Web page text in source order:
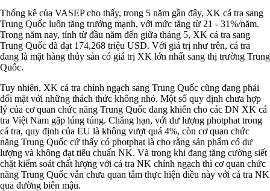
Thống kê của VASEP cho thấy, trong 5 năm gần đây, XK cá tra sang
Trung Quốc luôn tăng trưởng mạnh, với mức tăng từ 21 - 31%/năm.
Trong năm nay, tính từ đầu năm đến giữa tháng 5, XK cá tra sang
Trung Quốc đã đạt 174,268 triệu USD. Với giá trị như trên, cá tra
đang là mặt hàng thủy sản có giá trị XK lớn nhất sang thị trường Trung
Quốc.
Tuy nhiên, XK cá tra chính ngạch sang Trung Quốc cũng đang phải
đối mặt với những thách thức không nhỏ. Một số quy định chưa hợp
lý của cơ quan chức năng Trung Quốc đang khiến cho các DN XK cá
tra Việt Nam gặp lúng túng. Chẳng hạn, với dư lượng photphat trong
cá tra, quy định của EU là không vượt quá 4%, còn cơ quan chức
năng Trung Quốc cứ thấy có photphat là cho rằng sản phẩm có dư
lượng và không đạt tiêu chuẩn NK. Và trong khi đang tăng cường siết
chặt kiểm soát chất lượng với cá tra NK chính ngạch thì cơ quan chức
năng Trung Quốc vẫn chưa quan tâm thực hiện điều này với cá tra NK
qua đường biên mậu.